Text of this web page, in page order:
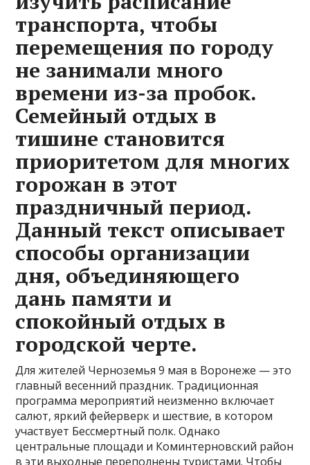
транспорта, чтобы
перемещения по городу
не занимали много
времени из-за пробок.
Семейный отдых в
тишине становится
приоритетом для многих
горожан в этот
праздничный период.
Данный текст описывает
способы организации
дня, объединяющего
дань памяти и
спокойный отдых в
городской черте.
Для жителей Черноземья 9 мая в Воронеже — это
главный весенний праздник. Традиционная
программа мероприятий неизменно включает
салют, яркий фейерверк и шествие, в котором
участвует Бессмертный полк. Однако
центральные площади и Коминтерновский район
в эти выходные переполнены туристами. Чтобы